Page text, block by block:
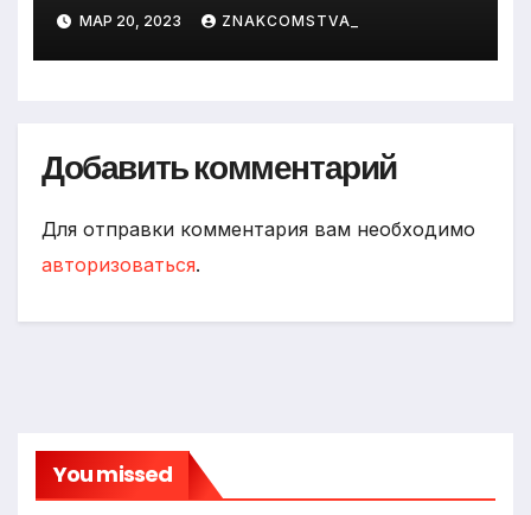
МАР 20, 2023 ZNAKCOMSTVA_
Добавить комментарий
Для отправки комментария вам необходимо
авторизоваться.
You missed